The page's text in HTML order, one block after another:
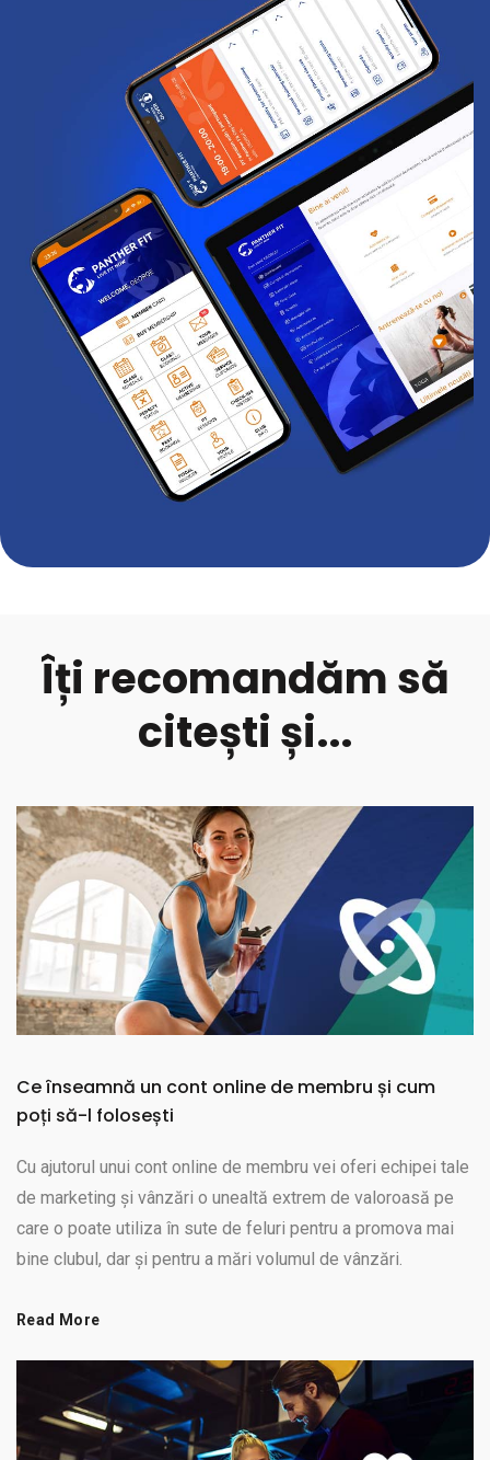
Îți recomandăm să
citești și...
Ce înseamnă un cont online de membru și cum
poți să-l folosești
Cu ajutorul unui cont online de membru vei oferi echipei tale
de marketing și vânzări o unealtă extrem de valoroasă pe
care o poate utiliza în sute de feluri pentru a promova mai
bine clubul, dar și pentru a mări volumul de vânzări.
Read More